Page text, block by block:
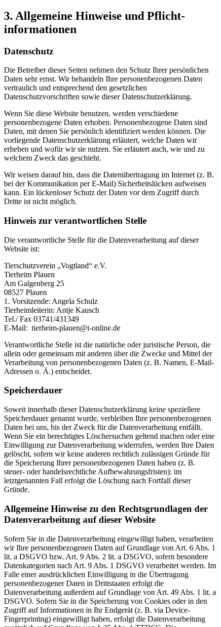
3. Allgemeine Hinweise und Pflicht­
informationen
Datenschutz
Die Betreiber dieser Seiten nehmen den Schutz Ihrer persönlichen
Daten sehr ernst. Wir behandeln Ihre personenbezogenen Daten
vertraulich und entsprechend den gesetzlichen
Datenschutzvorschriften sowie dieser Datenschutzerklärung.
Wenn Sie diese Website benutzen, werden verschiedene
personenbezogene Daten erhoben. Personenbezogene Daten sind
Daten, mit denen Sie persönlich identifiziert werden können. Die
vorliegende Datenschutzerklärung erläutert, welche Daten wir
erheben und wofür wir sie nutzen. Sie erläutert auch, wie und zu
welchem Zweck das geschieht.
Wir weisen darauf hin, dass die Datenübertragung im Internet (z. B.
bei der Kommunikation per E-Mail) Sicherheitslücken aufweisen
kann. Ein lückenloser Schutz der Daten vor dem Zugriff durch
Dritte ist nicht möglich.
Hinweis zur verantwortlichen Stelle
Die verantwortliche Stelle für die Datenverarbeitung auf dieser
Website ist:
Tierschutzverein „Vogtland“ e.V.
Tierheim Plauen
Am Galgenberg 25
08527 Plauen
1. Vorsitzende: Angela Schulz
Tierheimleiterin: Antje Kausch
Tel./ Fax 03741/431349
E-Mail: tierheim-plauen@t-online.de
Verantwortliche Stelle ist die natürliche oder juristische Person, die
allein oder gemeinsam mit anderen über die Zwecke und Mittel der
Verarbeitung von personenbezogenen Daten (z. B. Namen, E-Mail-
Adressen o. Ä.) entscheidet.
Speicherdauer
Soweit innerhalb dieser Datenschutzerklärung keine speziellere
Speicherdauer genannt wurde, verbleiben Ihre personenbezogenen
Daten bei uns, bis der Zweck für die Datenverarbeitung entfällt.
Wenn Sie ein berechtigtes Löschersuchen geltend machen oder eine
Einwilligung zur Datenverarbeitung widerrufen, werden Ihre Daten
gelöscht, sofern wir keine anderen rechtlich zulässigen Gründe für
die Speicherung Ihrer personenbezogenen Daten haben (z. B.
steuer- oder handelsrechtliche Aufbewahrungsfristen); im
letztgenannten Fall erfolgt die Löschung nach Fortfall dieser
Gründe.
Allgemeine Hinweise zu den Rechtsgrundlagen der
Datenverarbeitung auf dieser Website
Sofern Sie in die Datenverarbeitung eingewilligt haben, verarbeiten
wir Ihre personenbezogenen Daten auf Grundlage von Art. 6 Abs. 1
lit. a DSGVO bzw. Art. 9 Abs. 2 lit. a DSGVO, sofern besondere
Datenkategorien nach Art. 9 Abs. 1 DSGVO verarbeitet werden. Im
Falle einer ausdrücklichen Einwilligung in die Übertragung
personenbezogener Daten in Drittstaaten erfolgt die
Datenverarbeitung außerdem auf Grundlage von Art. 49 Abs. 1 lit. a
DSGVO. Sofern Sie in die Speicherung von Cookies oder in den
Zugriff auf Informationen in Ihr Endgerät (z. B. via Device-
Fingerprinting) eingewilligt haben, erfolgt die Datenverarbeitung